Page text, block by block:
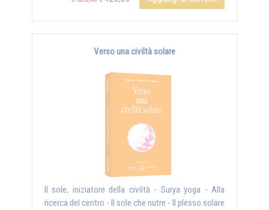
Verso una civiltà solare
Il sole, iniziatore della civiltà - Surya yoga - Alla
ricerca del centro - Il sole che nutre - Il plesso solare